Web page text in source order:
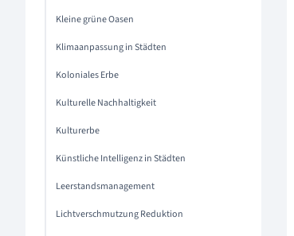
Kleine grüne Oasen
Klimaanpassung in Städten
Koloniales Erbe
Kulturelle Nachhaltigkeit
Kulturerbe
Künstliche Intelligenz in Städten
Leerstandsmanagement
Lichtverschmutzung Reduktion